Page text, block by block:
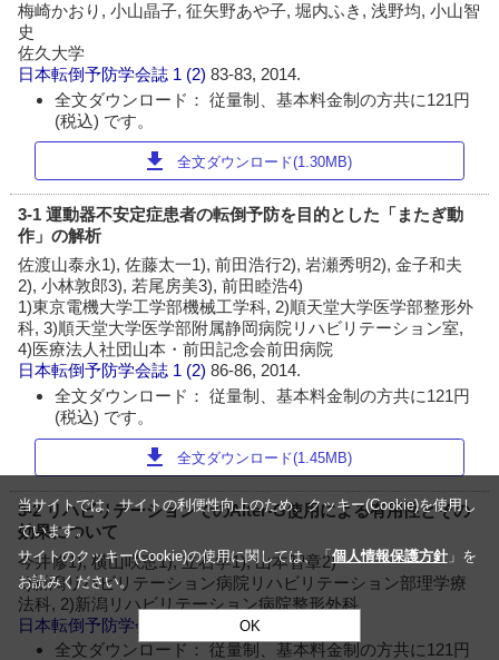
梅崎かおり, 小山晶子, 征矢野あや子, 堀内ふき, 浅野均, 小山智
史
佐久大学
日本転倒予防学会誌 1 (2)83-83, 2014.
全文ダウンロード： 従量制、基本料金制の方共に121円
(税込) です。
download 全文ダウンロード(1.30MB)
3-1 運動器不安定症患者の転倒予防を目的とした「またぎ動
作」の解析
佐渡山泰永1), 佐藤太一1), 前田浩行2), 岩瀬秀明2), 金子和夫
2), 小林敦郎3), 若尾房美3), 前田睦浩4)
1)東京電機大学工学部機械工学科, 2)順天堂大学医学部整形外
科, 3)順天堂大学医学部附属静岡病院リハビリテーション室,
4)医療法人社団山本・前田記念会前田病院
日本転倒予防学会誌 1 (2)86-86, 2014.
全文ダウンロード： 従量制、基本料金制の方共に121円
(税込) です。
download 全文ダウンロード(1.45MB)
3-2 リハビリテーションでのAlter-G使用による有用性とその
効果について
今井修1), 横山咲恵1), 立石学1), 山本智章2)
1)新潟リハビリテーション病院リハビリテーション部理学療
法科, 2)新潟リハビリテーション病院整形外科
日本転倒予防学会誌
86-86, 2014.
全文ダウンロード： 従量制、基本料金制の方共に121円
当サイトでは、サイトの利便性向上のため、クッキー(Cookie)を使用し
ています。
サイトのクッキー(Cookie)の使用に関しては、「個人情報保護方針」を
お読みください。
OK